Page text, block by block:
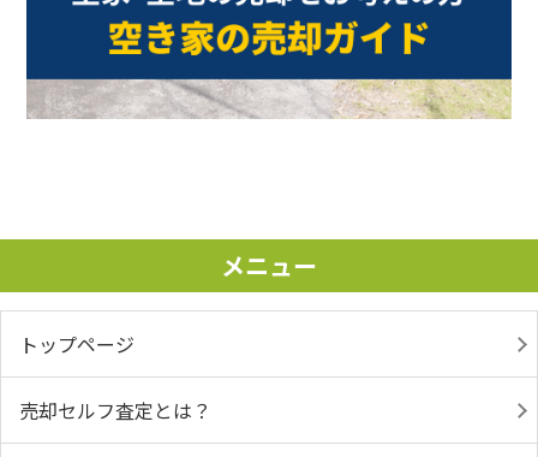
メニュー
トップページ
売却セルフ査定とは？